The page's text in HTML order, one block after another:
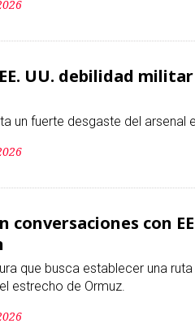
UU. debilidad
un fuerte desgaste del
conversaciones con
que busca establecer una
estrecho de Ormuz.